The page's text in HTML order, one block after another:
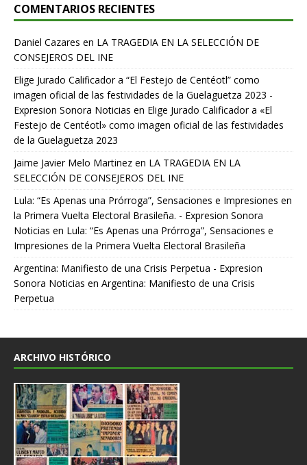
COMENTARIOS RECIENTES
Daniel Cazares en LA TRAGEDIA EN LA SELECCIÓN DE
CONSEJEROS DEL INE
Elige Jurado Calificador a “El Festejo de Centéotl” como
imagen oficial de las festividades de la Guelaguetza 2023 -
Expresion Sonora Noticias en Elige Jurado Calificador a «El
Festejo de Centéotl» como imagen oficial de las festividades
de la Guelaguetza 2023
Jaime Javier Melo Martinez en LA TRAGEDIA EN LA
SELECCIÓN DE CONSEJEROS DEL INE
Lula: “Es Apenas una Prórroga”, Sensaciones e Impresiones en
la Primera Vuelta Electoral Brasileña. - Expresion Sonora
Noticias en Lula: “Es Apenas una Prórroga”, Sensaciones e
Impresiones de la Primera Vuelta Electoral Brasileña
Argentina: Manifiesto de una Crisis Perpetua - Expresion
Sonora Noticias en Argentina: Manifiesto de una Crisis
Perpetua
ARCHIVO HISTÓRICO